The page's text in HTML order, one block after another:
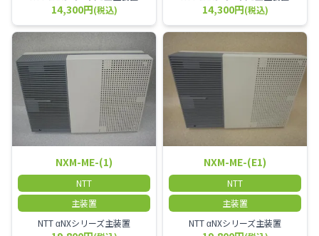
14,300円(税込) 14,300円(税込)
NXM-ME-(1)
NTT
主装置
NTT αNXシリーズ主装置
NXM-ME-(E1)
NTT
主装置
NTT αNXシリーズ主装置